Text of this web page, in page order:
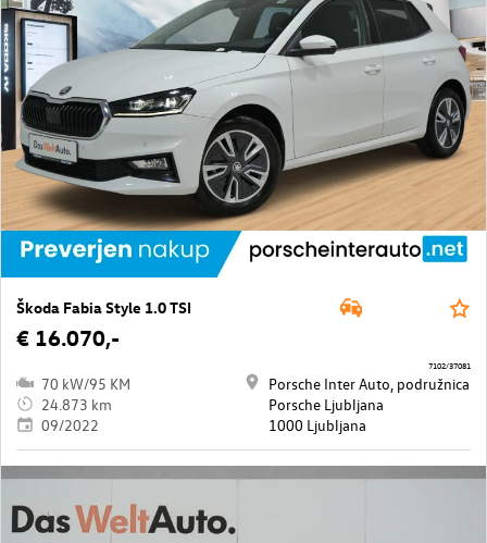
Škoda Fabia Style 1.0 TSI
€ 16.070,-
70 kW/95 KM
24.873 km
09/2022
Porsche Inter Auto, podružnica
Porsche Ljubljana
1000 Ljubljana
7102/37081